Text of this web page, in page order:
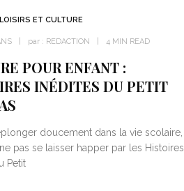
LOISIRS ET CULTURE
par : REDACTION 4 MIN READ
POUR ENFANT :
INÉDITES DU PETIT
doucement dans la vie scolaire,
pas se laisser happer par les Histoires
Petit